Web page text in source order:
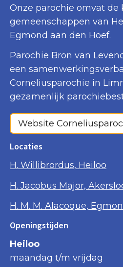
Onze parochie omvat de
gemeenschappen van
Egmond aan den Hoef.
Parochie Bron van
een
Corneliusparochie in
gezamenlijk
Website
Locaties
H. Willibrordus, Heiloo
H. Jacobus Major,
H. M. M. Alacoque,
Openingstijden
Heiloo
maandag t/m vrijdag